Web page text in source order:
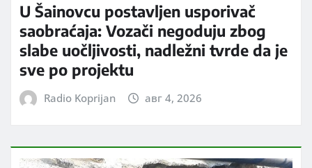
U Šainovcu postavljen usporivač
saobraćaja: Vozači negoduju zbog
slabe uočljivosti, nadležni tvrde da je
sve po projektu
Radio Koprijan авг 4, 2026